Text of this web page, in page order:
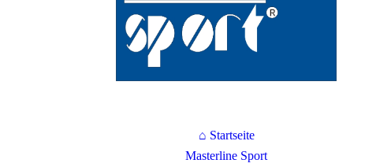
⌂ Startseite
Masterline Sport